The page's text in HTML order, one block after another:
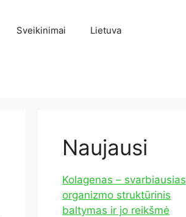
Sveikinimai Lietuva
Naujausi
Kolagenas – svarbiausias
organizmo struktūrinis
baltymas ir jo reikšmė